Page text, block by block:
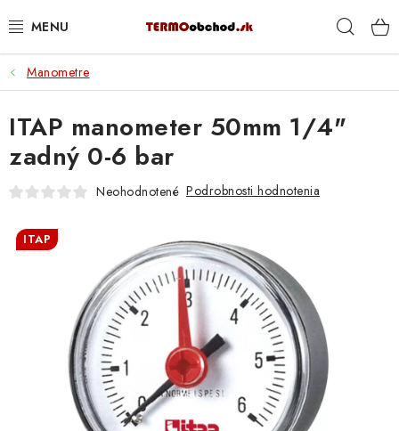
na
VYKUROVANIE
ROZVOD VODY A KÚRENIA
ODPAD A KANALIZÁCIA
PREČO SA OPLATÍ KUPOVAŤ RADIÁTORY KORADO
CEZ TERMOOBCHOD.SK
Hodnotenie obchodu Blog Kontakty
Napíšte nám
Doprava a Platba
Manometre
ITAP manometer 50mm 1/4"
zadný 0-6 bar
Neohodnotené Podrobnosti hodnotenia
ITAP